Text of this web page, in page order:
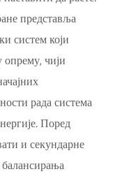
представља
систем који
опрему, чији
рада система
Поред
и секундарне